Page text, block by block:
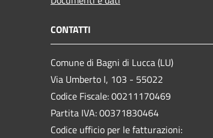
CONTATTI
Comune di Bagni di Lucca (LU)
Via Umberto I, 103 - 55022
Codice Fiscale: 00211170469
Partita IVA: 00371830464
Codice ufficio per le fatturazioni: